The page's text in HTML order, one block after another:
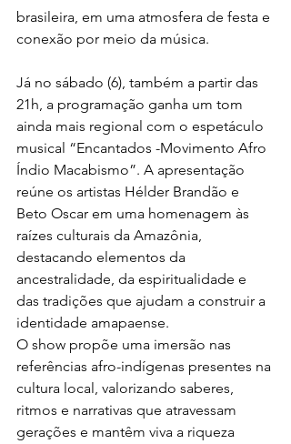
brasileira, em uma atmosfera de festa e
conexão por meio da música.
Já no sábado (6), também a partir das
21h, a programação ganha um tom
ainda mais regional com o espetáculo
musical “Encantados -Movimento Afro
Índio Macabismo”. A apresentação
reúne os artistas Hélder Brandão e
Beto Oscar em uma homenagem às
raízes culturais da Amazônia,
destacando elementos da
ancestralidade, da espiritualidade e
das tradições que ajudam a construir a
identidade amapaense.
O show propõe uma imersão nas
referências afro-indígenas presentes na
cultura local, valorizando saberes,
ritmos e narrativas que atravessam
gerações e mantêm viva a riqueza